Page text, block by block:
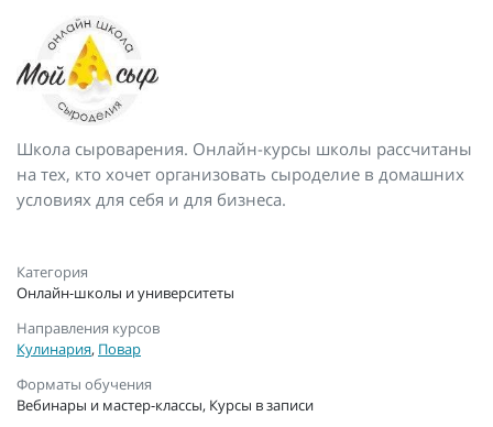
Школа сыроварения. Онлайн-курсы школы рассчитаны
на тех, кто хочет организовать сыроделие в домашних
условиях для себя и для бизнеса.
Категория
Онлайн-школы и университеты
Направления курсов
Кулинария, Повар
Форматы обучения
Вебинары и мастер-классы, Курсы в записи